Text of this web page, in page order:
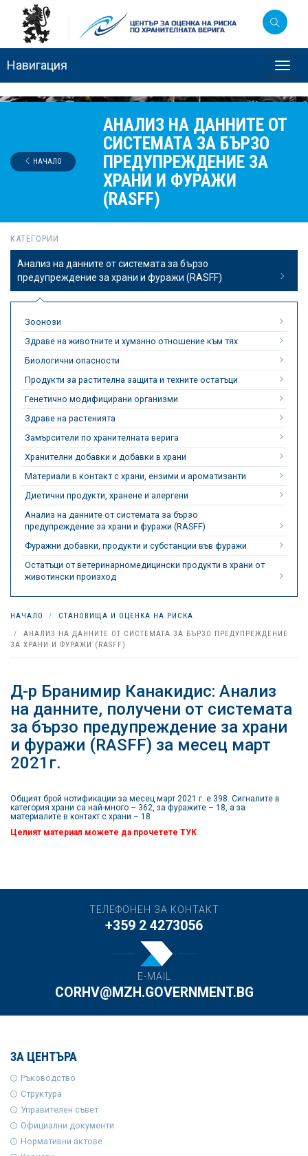
Навигация
АНАЛИЗ НА ДАННИТЕ ОТ
СИСТЕМАТА ЗА БЪРЗО
ПРЕДУПРЕЖДЕНИЕ ЗА
ХРАНИ И ФУРАЖИ
(RASFF)
НАЧАЛО
КАТЕГОРИИ
Анализ на данните от системата за бързо
предупреждение за храни и фуражи (RASFF)
Зоонози
Здраве на животните и хуманно отношение към тях
Биологични опасности
Продукти за растителна защита и техните остатъци
Генетично модифицирани организми
Здраве на растенията
Замърсители по хранителната верига
Хранителни добавки и добавки в храни
Материали в контакт с храни, ензими и ароматизанти
Диетични продукти, хранене и алергени
Анализ на данните от системата за бързо
предупреждение за храни и фуражи (RASFF)
Фуражни добавки, продукти и субстанции във фуражи
Остатъци от ветеринарномедицински продукти в храни от
животински произход
НАЧАЛО
СТАНОВИЩА И ОЦЕНКА НА РИСКА
АНАЛИЗ НА ДАННИТЕ ОТ СИСТЕМАТА ЗА БЪРЗО ПРЕДУПРЕЖДЕНИЕ
ЗА ХРАНИ И ФУРАЖИ (RASFF)
Д-р Бранимир Канакидис: Анализ
на данните, получени от системата
за бързо предупреждение за храни
и фуражи (RASFF) за месец март
2021г.
Общият брой нотификации за месец март 2021 г. е 398. Сигналите в
категория храни са най-много – 362, за фуражите – 18, а за
материалите в контакт с храни – 18
Целият материал можете да прочетете ТУК
ТЕЛЕФОНЕН ЗА КОНТАКТ
+359 2 4273056
E-MAIL
CORHV@MZH.GOVERNMENT.BG
ЗА ЦЕНТЪРА
Ръководство
Структура
Управителен съвет
Официални документи
Нормативни актове